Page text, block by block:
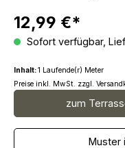
12,99 €*
Sofort verfügbar,
Inhalt:1 Laufende(r) Meter
Preise inkl. MwSt. zzgl.
zum
Muster